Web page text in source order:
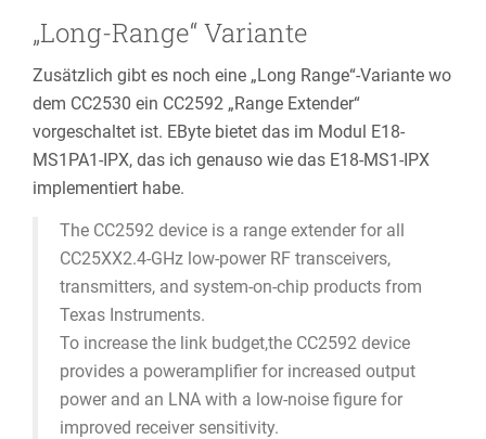
„Long-Range“ Variante
Zusätzlich gibt es noch eine „Long Range“-Variante wo
dem CC2530 ein CC2592 „Range Extender“
vorgeschaltet ist. EByte bietet das im Modul E18-
MS1PA1-IPX, das ich genauso wie das E18-MS1-IPX
implementiert habe.
The CC2592 device is a range extender for all
CC25XX2.4-GHz low-power RF transceivers,
transmitters, and system-on-chip products from
Texas Instruments.
To increase the link budget,the CC2592 device
provides a poweramplifier for increased output
power and an LNA with a low-noise figure for
improved receiver sensitivity.